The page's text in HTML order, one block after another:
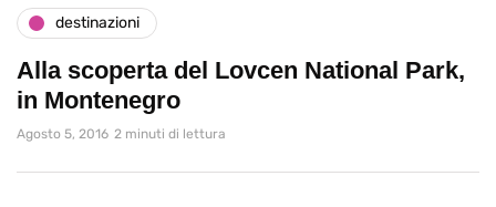
destinazioni
Alla scoperta del Lovcen National Park,
in Montenegro
Agosto 5, 2016 2 minuti di lettura